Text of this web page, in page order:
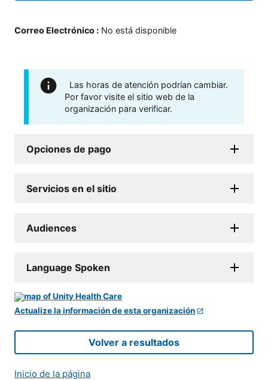
Correo Electrónico : No está disponible
Las horas de atención podrían cambiar.
Por favor visite el sitio web de la
organización para verificar.
Opciones de pago
Servicios en el sitio
Audiences
Language Spoken
Actualize la información de esta organización
Volver a resultados
Inicio de la página